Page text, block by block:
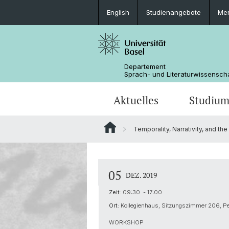
English Studienangebote
Departement
Sprach- und
Aktuelles Studium
Temporality, Narrativity, and
05 DEZ. 2019
Zeit: 09:30 - 17:00
Ort: Kollegienhaus, Sitzungszimmer 206,
WORKSHOP